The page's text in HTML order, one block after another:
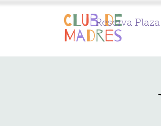
Reserva Plaza